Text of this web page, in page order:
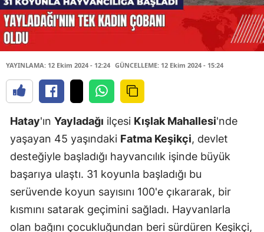
YAYINLAMA: 12 Ekim 2024 - 12:24 GÜNCELLEME: 12 Ekim 2024 - 15:24
Hatay'ın Yayladağı ilçesi Kışlak Mahallesi'nde
yaşayan 45 yaşındaki Fatma Keşikçi, devlet
desteğiyle başladığı hayvancılık işinde büyük
başarıya ulaştı. 31 koyunla başladığı bu
serüvende koyun sayısını 100'e çıkararak, bir
kısmını satarak geçimini sağladı. Hayvanlarla
olan bağını çocukluğundan beri sürdüren Keşikçi,